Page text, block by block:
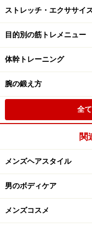
ストレッチ・エクササイ
目的別の筋トレメニュー
体幹トレーニング
腕の鍛え方
全
関
メンズヘアスタイル
男のボディケア
メンズコスメ